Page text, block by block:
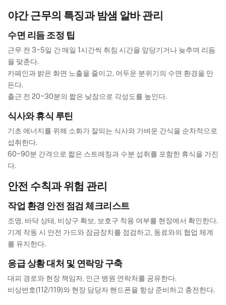
야간 근무의 특징과 밤샘 알바 관리
수면 리듬 조정 팁
근무 전 3~5일 간 매일 1시간씩 취침 시간을 앞당기거나 늦추며 리듬
을 맞춘다.
카페인과 밝은 화면 노출을 줄이고, 어두운 분위기의 수면 환경을 만
든다.
출근 전 20~30분의 짧은 낮잠으로 각성도를 높인다.
식사와 휴식 루틴
기초 에너지를 위해 소화가 잘되는 식사와 가벼운 간식을 순차적으로
섭취한다.
60~90분 간격으로 짧은 스트레칭과 수분 섭취를 포함한 휴식을 가진
다.
안전 수칙과 위험 관리
작업 환경 안전 점검 체크리스트
조명, 바닥 상태, 비상구 확보, 보호구 착용 여부를 현장에서 확인한다.
기계 작동 시 안전 가드와 잠금장치를 점검하고, 동료와의 협업 체계
를 유지한다.
응급 상황 대처 및 연락망 구축
대피 경로와 현장 책임자, 인근 병원 연락처를 공유한다.
비상번호(112/119)와 현장 담당자 핸드폰을 항상 준비하고 충전한다.